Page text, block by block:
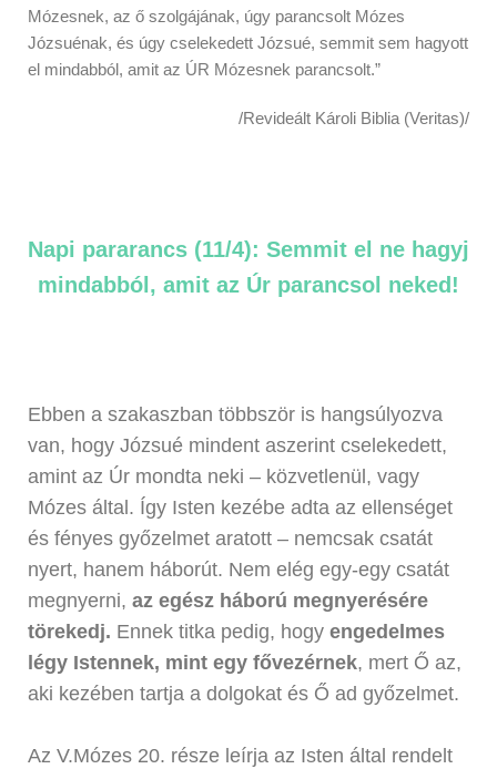
Mózesnek, az ő szolgájának, úgy parancsolt Mózes
Józsuénak, és úgy cselekedett Józsué, semmit sem hagyott
el mindabból, amit az ÚR Mózesnek parancsolt.”
/Revideált Károli Biblia (Veritas)/
Napi pararancs (11/4): Semmit el ne hagyj
mindabból, amit az Úr parancsol neked!
Ebben a szakaszban többször is hangsúlyozva
van, hogy Józsué mindent aszerint cselekedett,
amint az Úr mondta neki – közvetlenül, vagy
Mózes által. Így Isten kezébe adta az ellenséget
és fényes győzelmet aratott – nemcsak csatát
nyert, hanem háborút. Nem elég egy-egy csatát
megnyerni, az egész háború megnyerésére
törekedj. Ennek titka pedig, hogy engedelmes
légy Istennek, mint egy fővezérnek, mert Ő az,
aki kezében tartja a dolgokat és Ő ad győzelmet.
Az V.Mózes 20. része leírja az Isten által rendelt